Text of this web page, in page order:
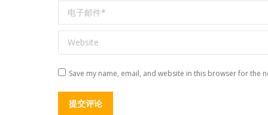
电子邮件 *
Website
Save my name, email, and website in this browser for the
提交评论